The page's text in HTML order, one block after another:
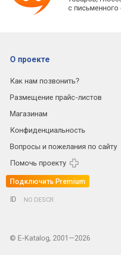
с письменного
О проекте
Как нам позвонить?
Размещение прайс-листов
Магазинам
Конфиденциальность
Вопросы и пожелания по сайту
Помочь проекту
Подключить Premium
ID NO DESCR
© E-Katalog, 2001—2026